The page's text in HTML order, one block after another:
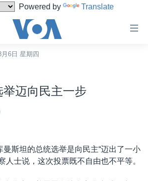
Powered by Translate
6日 星期四
迈向民主一步
曼斯坦的总统选举是向民主“迈出了一小
人士说，这次投票既不自由也不平等。